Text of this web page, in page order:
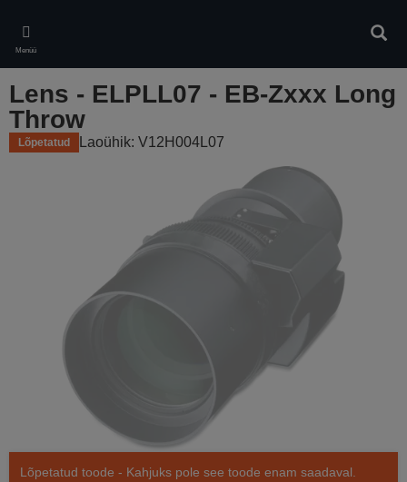
main
content
Menüü
Lens - ELPLL07 - EB-Zxxx Long
Throw
Lõpetatud Laoühik: V12H004L07
Lõpetatud toode - Kahjuks pole see toode enam saadaval.